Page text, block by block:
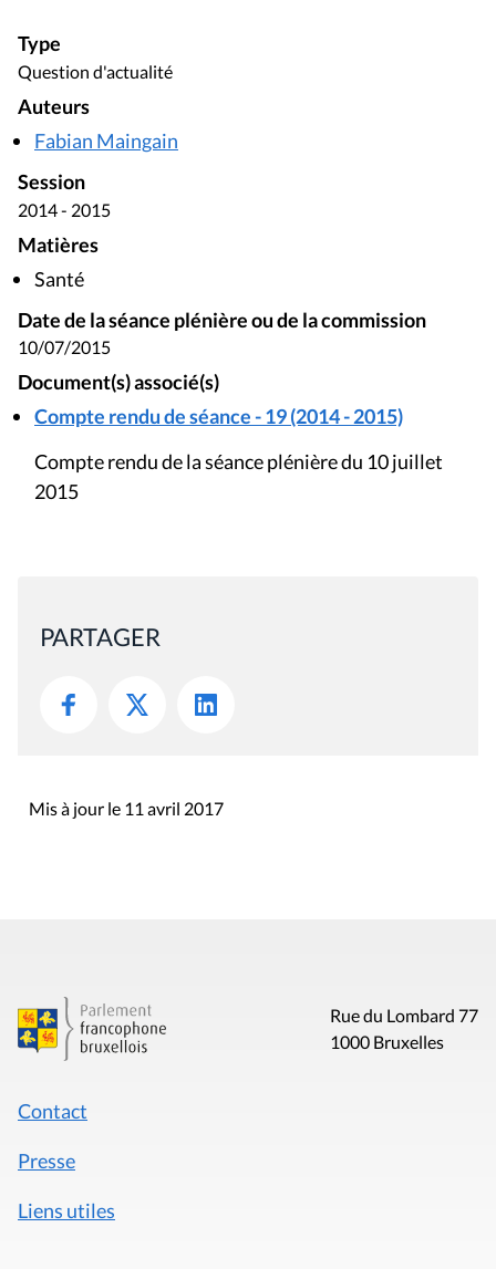
Type
Question d'actualité
Auteurs
Fabian Maingain
Session
2014 - 2015
Matières
Santé
Date de la séance plénière ou de la commission
10/07/2015
Document(s) associé(s)
Compte rendu de séance - 19 (2014 - 2015)
Compte rendu de la séance plénière du 10 juillet
2015
PARTAGER
Mis à jour le 11 avril 2017
Rue du Lombard 77
1000 Bruxelles
Contact
Presse
Liens utiles